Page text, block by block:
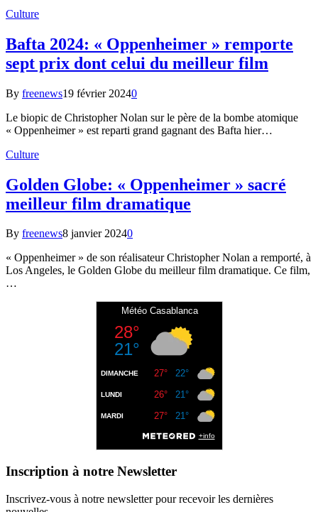
Culture
Bafta 2024: « Oppenheimer » remporte
sept prix dont celui du meilleur film
By freenews19 février 20240
Le biopic de Christopher Nolan sur le père de la bombe atomique
« Oppenheimer » est reparti grand gagnant des Bafta hier…
Culture
Golden Globe: « Oppenheimer » sacré
meilleur film dramatique
By freenews8 janvier 20240
« Oppenheimer » de son réalisateur Christopher Nolan a remporté, à
Los Angeles, le Golden Globe du meilleur film dramatique. Ce film,
…
Inscription à notre Newsletter
Inscrivez-vous à notre newsletter pour recevoir les dernières